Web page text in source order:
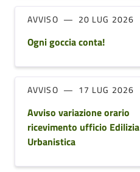
AVVISO 20 LUG 2026
Ogni goccia conta!
AVVISO 17 LUG 2026
Avviso variazione orario
ricevimento ufficio Edilizia
Urbanistica